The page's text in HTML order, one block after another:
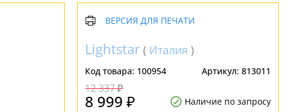
ВЕРСИЯ ДЛЯ ПЕЧАТИ
Lightstar ( Италия )
Код товара: 100954 Артикул: 813011
12 337 ₽
8 999 ₽ Наличие по запросу